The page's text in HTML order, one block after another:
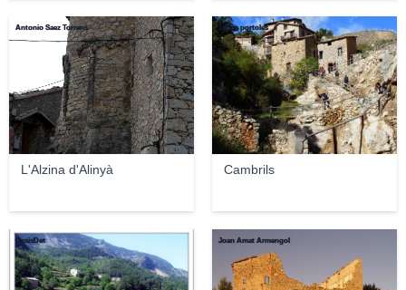
L'Alzina d'Alinyà
Antonio Saez Torrens
Cambrils
carlos portoles
OssisDet Joan Amat Armengol